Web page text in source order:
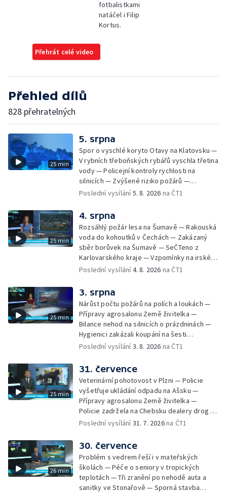
fotbalistkami
natáčel i Filip
Kortus.
Přehrát celé video
Přehled dílů
828 přehratelných
25 min
5. srpna
Spor o vyschlé koryto Otavy na Klatovsku —
V rybních třeboňských rybářů vyschla třetina
vody — Policejní kontroly rychlosti na
silnicích — Zvýšené riziko požárů —
Zemědělci na Vysočině čekají na déšť —
pro sociálně znevýhodněné — Neobvyklá
nehoda cyklisty v Karlových Varech —
Horské hotely nabízejí kuchařům vyšší platy
— Převoz obřích nádob do plzeňského
pivovaru
Poslední vysílání5. 8. 2026 na ČT1
25 min
4. srpna
Rozsáhlý požár lesa na Šumavě — Rakouská
voda do kohoutků v Čechách — Zakázaný
sběr borůvek na Šumavě — SeČTeno z
Karlovarského kraje — Vzpomínky na irského
hudebníka Glena Hansarda — Tři případy
řidiče za záchranu ženy — Pět let od
tragické železniční nehody v Milavčích —
Čištění Karlova mostu — Cestování za
hvězdnou oblohou
Poslední vysílání4. 8. 2026 na ČT1
25 min
3. srpna
Nárůst počtu požárů na polích a loukách —
Přípravy agrosalonu Země živitelka —
Bilance nehod na silnicích o prázdninách —
Hygienici zakázali koupání na šesti
koupalištích — Vodní záchranáři na Lipně
elektráren — Kvůli suchu vysychají obecní
studny — Péče o seniory jako brigáda —
Desítky uzavírek v Plzni — Pomoc
fanouškům na fesivalech kvůli vedru —
Historie založení Františkových Lázní
Poslední vysílání3. 8. 2026 na ČT1
25 min
31. července
Veterinární pohotovost v Plzni — Policie
vyšetřuje ukládání odpadu na Ašsku —
Přípravy agrosalonu Země živitelka —
Policie zadržela na Chebsku dealery drog —
Extrémní nasazení hasičů v Plzeňském kraji
Nový úsek dálnice D3 na jihu Čech —
Dokončení rekonstrukce Americké třídy v
Plzni — Kvůli vedru evidují zdravotníci nárůst
pacientů — Kvalita vody na koupalištích v
Plzni a okolí — Vítání mistra světa Jakuba
Poslední vysílání31. 7. 2026na ČT1
26 min
30. července
Problém s vedrem řeší i v mateřských
školách — Péče o seniory v tropických
teplotách — Tři zranění po nehodě auta a
sanitky ve Stonařově — Sporná stavba